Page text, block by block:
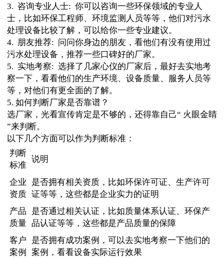
3. 咨询专业人士: 你可以咨询一些环保领域的专业人
士，比如环保工程师、环境监测人员等等，他们对污水
处理设备比较了解，可以给你一些专业建议。
4. 朋友推荐: 问问你身边的朋友，看他们有没有使用过
污水处理设备，推荐一些口碑好的厂家。
5. 实地考察: 选择了几家心仪的厂家后，最好去实地考
察一下，看看他们的生产环境、设备质量、服务人员等
等，对他们有更全面的了解。
5. 如何判断厂家是否靠谱？
选厂家，光看宣传肯定是不够的，还得靠自己“ 火眼金睛
”来判断。
以下几个方面可以作为判断标准：
判断
标准
说明
企业
资质
是否拥有相关资质，比如环保许可证、生产许可
证等等，这些都是企业实力的证明
产品
质量
是否通过相关认证，比如质量体系认证、环保产
品认证等等，这些都是产品质量的保障
客户
案例
是否拥有成功案例，可以去实地考察一下他们的
案例，看看设备实际运行效果